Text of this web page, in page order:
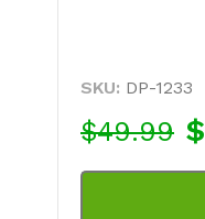
SKU: DP-1233
$49.99 $